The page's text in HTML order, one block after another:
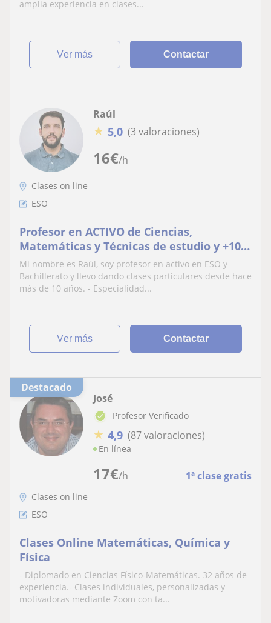
amplia experiencia en clases...
ver más Contactar
16€/h
Raúl
★ 5,0 (3 valoraciones)
Clases on line
ESO
Profesor en ACTIVO de Ciencias,
Matemáticas y Técnicas de estudio y +10
años de experiencia en Clases
Particulares. Clases on-line
Mi nombre es Raúl, soy profesor en activo en ESO y
Bachillerato y llevo dando clases particulares desde hace
más de 10 años. - Especialidad...
ver más Contactar
Destacado
17€/h 1ª clase gratis
José
Profesor Verificado
★ 4,9 (87 valoraciones)
En línea
Clases on line
ESO
Clases Online Matemáticas, Química y
Física
- Diplomado en Ciencias Físico-Matemáticas. 32 años de
experiencia.- Clases individuales, personalizadas y
motivadoras mediante Zoom con ta...